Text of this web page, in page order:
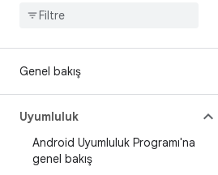
Genel bakış
Uyumluluk
Android Uyumluluk Programı'na
genel bakış